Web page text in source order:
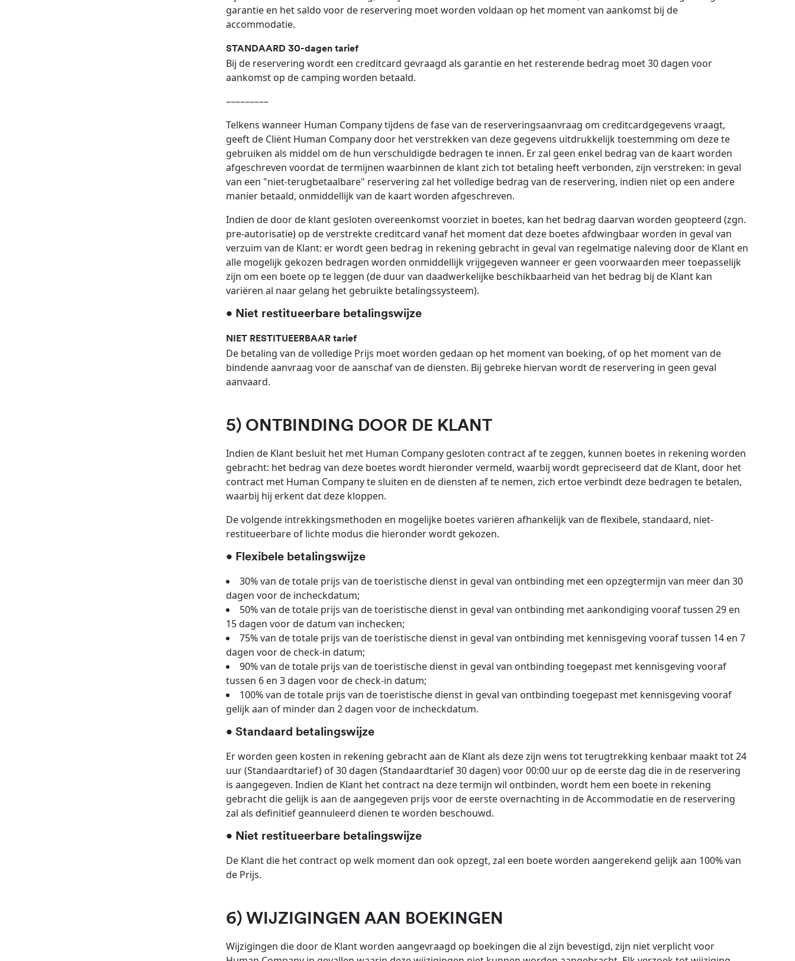
garantie en het saldo voor de reservering moet worden voldaan op het moment van aankomst bij de
accommodatie.
STANDAARD 30-dagen tarief
Bij de reservering wordt een creditcard gevraagd als garantie en het resterende bedrag moet 30 dagen voor
aankomst op de camping worden betaald.
–––––––––
Telkens wanneer Human Company tijdens de fase van de reserveringsaanvraag om creditcardgegevens vraagt,
geeft de Cliënt Human Company door het verstrekken van deze gegevens uitdrukkelijk toestemming om deze te
gebruiken als middel om de hun verschuldigde bedragen te innen. Er zal geen enkel bedrag van de kaart worden
afgeschreven voordat de termijnen waarbinnen de klant zich tot betaling heeft verbonden, zijn verstreken: in geval
van een "niet-terugbetaalbare" reservering zal het volledige bedrag van de reservering, indien niet op een andere
manier betaald, onmiddellijk van de kaart worden afgeschreven.
Indien de door de klant gesloten overeenkomst voorziet in boetes, kan het bedrag daarvan worden geopteerd (zgn.
pre-autorisatie) op de verstrekte creditcard vanaf het moment dat deze boetes afdwingbaar worden in geval van
verzuim van de Klant: er wordt geen bedrag in rekening gebracht in geval van regelmatige naleving door de Klant en
alle mogelijk gekozen bedragen worden onmiddellijk vrijgegeven wanneer er geen voorwaarden meer toepasselijk
zijn om een boete op te leggen (de duur van daadwerkelijke beschikbaarheid van het bedrag bij de Klant kan
variëren al naar gelang het gebruikte betalingssysteem).
• Niet restitueerbare betalingswijze
NIET RESTITUEERBAAR tarief
De betaling van de volledige Prijs moet worden gedaan op het moment van boeking, of op het moment van de
bindende aanvraag voor de aanschaf van de diensten. Bij gebreke hiervan wordt de reservering in geen geval
aanvaard.
5) ONTBINDING DOOR DE KLANT
Indien de Klant besluit het met Human Company gesloten contract af te zeggen, kunnen boetes in rekening worden
gebracht: het bedrag van deze boetes wordt hieronder vermeld, waarbij wordt gepreciseerd dat de Klant, door het
contract met Human Company te sluiten en de diensten af te nemen, zich ertoe verbindt deze bedragen te betalen,
waarbij hij erkent dat deze kloppen.
De volgende intrekkingsmethoden en mogelijke boetes variëren afhankelijk van de flexibele, standaard, niet-
restitueerbare of lichte modus die hieronder wordt gekozen.
• Flexibele betalingswijze
30% van de totale prijs van de toeristische dienst in geval van ontbinding met een opzegtermijn van meer dan 30
dagen voor de incheckdatum;
50% van de totale prijs van de toeristische dienst in geval van ontbinding met aankondiging vooraf tussen 29 en
15 dagen voor de datum van inchecken;
75% van de totale prijs van de toeristische dienst in geval van ontbinding met kennisgeving vooraf tussen 14 en 7
dagen voor de check-in datum;
90% van de totale prijs van de toeristische dienst in geval van ontbinding toegepast met kennisgeving vooraf
tussen 6 en 3 dagen voor de check-in datum;
100% van de totale prijs van de toeristische dienst in geval van ontbinding toegepast met kennisgeving vooraf
gelijk aan of minder dan 2 dagen voor de incheckdatum.
• Standaard betalingswijze
Er worden geen kosten in rekening gebracht aan de Klant als deze zijn wens tot terugtrekking kenbaar maakt tot 24
uur (Standaardtarief) of 30 dagen (Standaardtarief 30 dagen) voor 00:00 uur op de eerste dag die in de reservering
is aangegeven. Indien de Klant het contract na deze termijn wil ontbinden, wordt hem een boete in rekening
gebracht die gelijk is aan de aangegeven prijs voor de eerste overnachting in de Accommodatie en de reservering
zal als definitief geannuleerd dienen te worden beschouwd.
• Niet restitueerbare betalingswijze
De Klant die het contract op welk moment dan ook opzegt, zal een boete worden aangerekend gelijk aan 100% van
de Prijs.
6) WIJZIGINGEN AAN BOEKINGEN
Wijzigingen die door de Klant worden aangevraagd op boekingen die al zijn bevestigd, zijn niet verplicht voor